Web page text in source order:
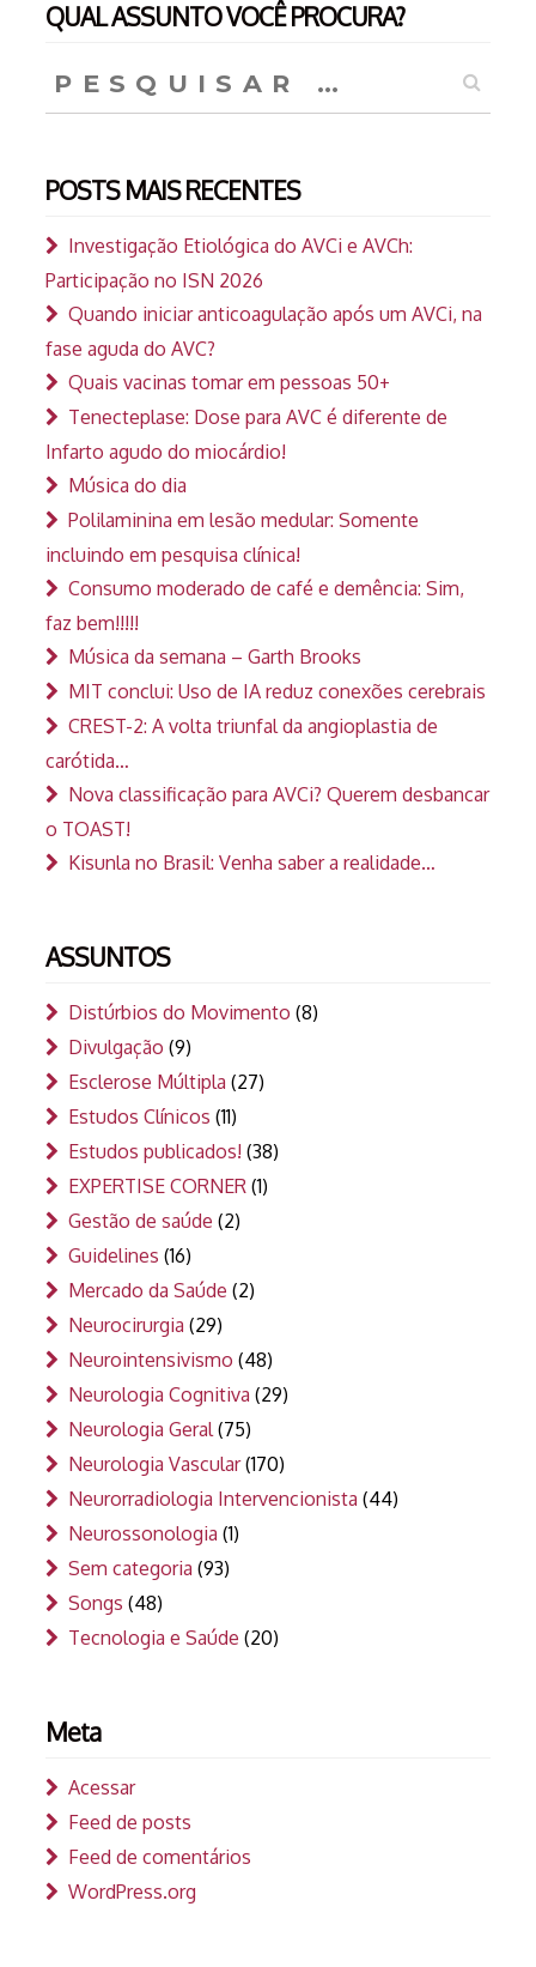
QUAL ASSUNTO VOCÊ PROCURA?
por:
POSTS MAIS RECENTES
Investigação Etiológica do AVCi e AVCh:
Participação no ISN 2026
Quando iniciar anticoagulação após um AVCi, na
fase aguda do AVC?
Quais vacinas tomar em pessoas 50+
Tenecteplase: Dose para AVC é diferente de
Infarto agudo do miocárdio!
Música do dia
Polilaminina em lesão medular: Somente
incluindo em pesquisa clínica!
Consumo moderado de café e demência: Sim,
faz bem!!!!!
Música da semana – Garth Brooks
MIT conclui: Uso de IA reduz conexões cerebrais
CREST-2: A volta triunfal da angioplastia de
carótida…
Nova classificação para AVCi? Querem desbancar
o TOAST!
Kisunla no Brasil: Venha saber a realidade…
ASSUNTOS
Distúrbios do Movimento (8)
Divulgação (9)
Esclerose Múltipla (27)
Estudos Clínicos (11)
Estudos publicados! (38)
EXPERTISE CORNER (1)
Gestão de saúde (2)
Guidelines (16)
Mercado da Saúde (2)
Neurocirurgia (29)
Neurointensivismo (48)
Neurologia Cognitiva (29)
Neurologia Geral(75)
Neurologia Vascular(170)
Neurorradiologia Intervencionista (44)
Neurossonologia (1)
Sem categoria (93)
Songs (48)
Tecnologia e Saúde (20)
Meta
Acessar
Feed de posts
Feed de comentários
WordPress.org